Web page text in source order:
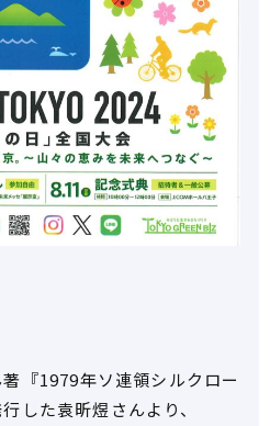
『1979年ソ連領シルクロー
した袁昕煜さんより、